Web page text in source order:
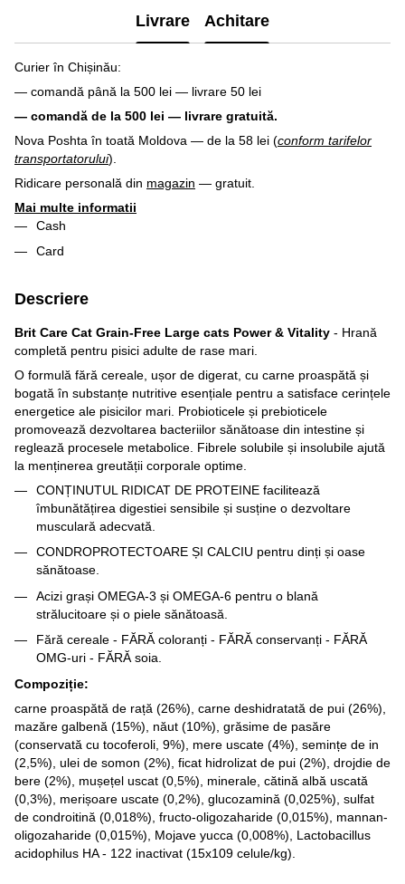
Livrare Achitare
Curier în Chișinău:
— comandă până la 500 lei — livrare 50 lei
— comandă de la 500 lei — livrare gratuită.
Nova Poshta în toată Moldova — de la 58 lei (conform tarifelor
transportatorului).
Ridicare personală din magazin — gratuit.
Mai multe informatii
Cash
Card
Descriere
Brit Care Cat Grain-Free Large cats Power & Vitality - Hrană
completă pentru pisici adulte de rase mari.
O formulă fără cereale, ușor de digerat, cu carne proaspătă și
bogată în substanțe nutritive esențiale pentru a satisface cerințele
energetice ale pisicilor mari. Probioticele și prebioticele
promovează dezvoltarea bacteriilor sănătoase din intestine și
reglează procesele metabolice. Fibrele solubile și insolubile ajută
la menținerea greutății corporale optime.
CONȚINUTUL RIDICAT DE PROTEINE facilitează
îmbunătățirea digestiei sensibile și susține o dezvoltare
musculară adecvată.
CONDROPROTECTOARE ȘI CALCIU pentru dinți și oase
sănătoase.
Acizi grași OMEGA-3 și OMEGA-6 pentru o blană
strălucitoare și o piele sănătoasă.
Fără cereale - FĂRĂ coloranți - FĂRĂ conservanți - FĂRĂ
OMG-uri - FĂRĂ soia.
Compoziție:
carne proaspătă de rață (26%), carne deshidratată de pui (26%),
mazăre galbenă (15%), năut (10%), grăsime de pasăre
(conservată cu tocoferoli, 9%), mere uscate (4%), semințe de in
(2,5%), ulei de somon (2%), ficat hidrolizat de pui (2%), drojdie de
bere (2%), mușețel uscat (0,5%), minerale, cătină albă uscată
(0,3%), merișoare uscate (0,2%), glucozamină (0,025%), sulfat
de condroitină (0,018%), fructo-oligozaharide (0,015%), mannan-
oligozaharide (0,015%), Mojave yucca (0,008%), Lactobacillus
acidophilus HA - 122 inactivat (15x109 celule/kg).